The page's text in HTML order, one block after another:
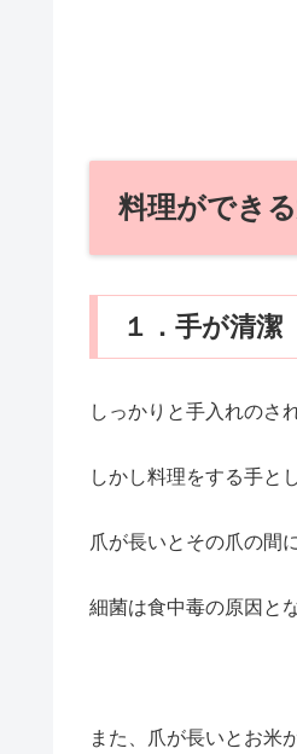
料理ができ
１．手が清潔
しっかりと手入れのさ
しかし料理をする手と
爪が長いとその爪の間
細菌は食中毒の原因と
また、爪が長いとお米